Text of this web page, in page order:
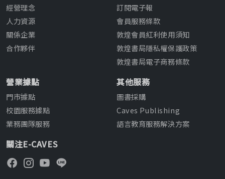
經營理念
人力資源
關係企業
合作夥伴
訂閱電子報
會員服務條款
敦煌會員紅利使用須知
敦煌書局隱私權保護政策
敦煌書局電子商務條款
營業據點
門市據點
校園服務據點
業務團隊服務
其他服務
圖書採購
Caves Publishing
語言教育服務解決方案
關注E-CAVES